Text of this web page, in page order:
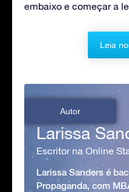
embaixo e começar a
Leia
Autor
Larissa
Escritor na Online
Larissa Sanders é
Propaganda, com